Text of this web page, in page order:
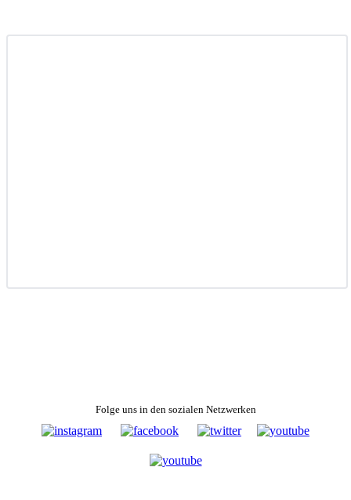
Folge uns in den sozialen Netzwerken